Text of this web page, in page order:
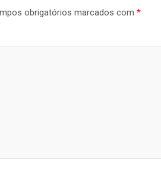
obrigatórios marcados com *